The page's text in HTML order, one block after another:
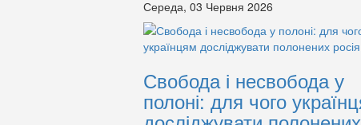
Середа, 03 Червня 2026
Свобода і несвобода у
полоні: для чого